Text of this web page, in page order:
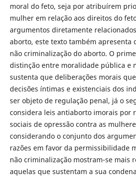
moral do feto, seja por atribuírem
mulher em relação aos direitos do
argumentos diretamente
aborto, este texto também apresenta
não criminalização do aborto. O
distinção entre moralidade pública e
sustenta que deliberações morais
decisões íntimas e existenciais dos
ser objeto de regulação penal, já o
considera leis antiaborto imorais por
sociais de opressão contra as
considerando o conjunto dos
razões em favor da permissibilidade
não criminalização mostram-se mais
aquelas que sustentam a sua